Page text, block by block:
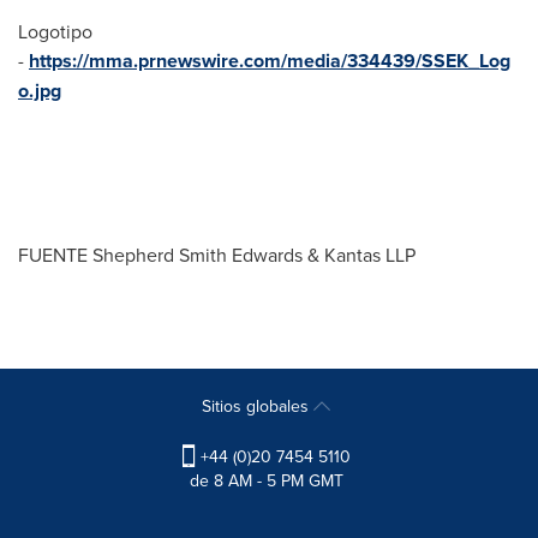
Logotipo
- https://mma.prnewswire.com/media/334439/SSEK_Log
o.jpg
FUENTE Shepherd Smith Edwards & Kantas LLP
Sitios globales
+44 (0)20 7454 5110
de 8 AM - 5 PM GMT